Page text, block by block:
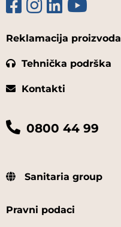
Reklamacija proizvoda
Tehnička podrška
Kontakti
0800 44 99
Sanitaria group
Pravni podaci